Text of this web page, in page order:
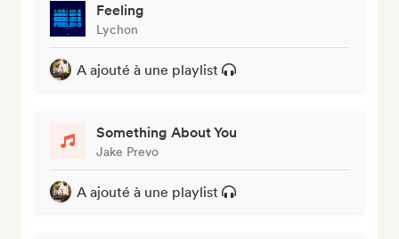
Feeling
Lychon
A ajouté à une playlist
Something About You
Jake Prevo
A ajouté à une playlist